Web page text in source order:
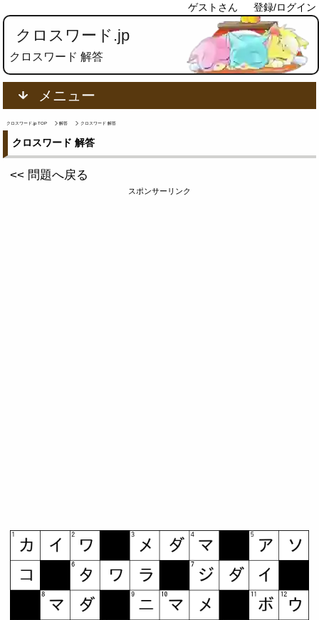
ゲストさん 登録/ログイン
クロスワード.jp
クロスワード 解答
メニュー
クロスワード.jp TOP 解答 クロスワード 解答
クロスワード 解答
<< 問題へ戻る
スポンサーリンク